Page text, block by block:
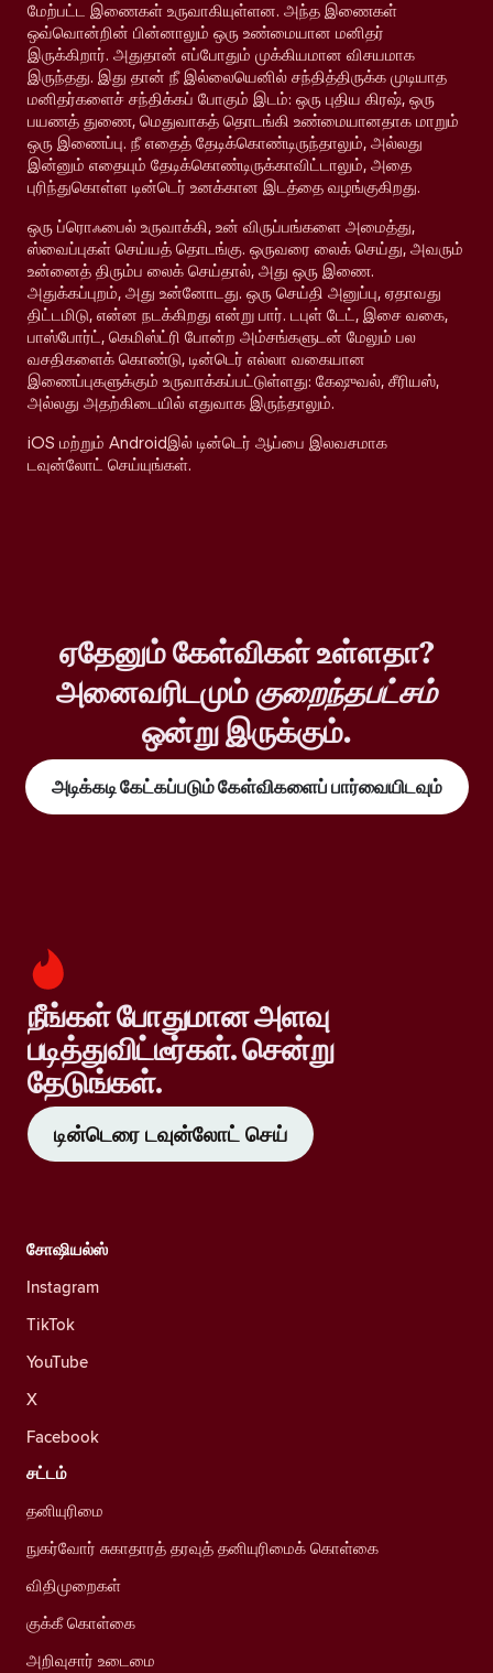
மேற்பட்ட இணைகள் உருவாகியுள்ளன. அந்த இணைகள்
ஒவ்வொன்றின் பின்னாலும் ஒரு உண்மையான மனிதர்
இருக்கிறார். அதுதான் எப்போதும் முக்கியமான விசயமாக
இருந்தது. இது தான் நீ இல்லையெனில் சந்தித்திருக்க முடியாத
மனிதர்களைச் சந்திக்கப் போகும் இடம்: ஒரு புதிய கிரஷ், ஒரு
பயணத் துணை, மெதுவாகத் தொடங்கி உண்மையானதாக மாறும்
ஒரு இணைப்பு. நீ எதைத் தேடிக்கொண்டிருந்தாலும், அல்லது
இன்னும் எதையும் தேடிக்கொண்டிருக்காவிட்டாலும், அதை
புரிந்துகொள்ள டின்டெர் உனக்கான இடத்தை வழங்குகிறது.
ஒரு ப்ரொஃபைல் உருவாக்கி, உன் விருப்பங்களை அமைத்து,
ஸ்வைப்புகள் செய்யத் தொடங்கு. ஒருவரை லைக் செய்து, அவரும்
உன்னைத் திரும்ப லைக் செய்தால், அது ஒரு இணை.
அதுக்கப்புறம், அது உன்னோடது. ஒரு செய்தி அனுப்பு, ஏதாவது
திட்டமிடு, என்ன நடக்கிறது என்று பார். டபுள் டேட், இசை வகை,
பாஸ்போர்ட், கெமிஸ்ட்ரி போன்ற அம்சங்களுடன் மேலும் பல
வசதிகளைக் கொண்டு, டின்டெர் எல்லா வகையான
இணைப்புகளுக்கும் உருவாக்கப்பட்டுள்ளது: கேஷுவல், சீரியஸ்,
அல்லது அதற்கிடையில் எதுவாக இருந்தாலும்.
iOS மற்றும் Androidஇல் டின்டெர் ஆப்பை இலவசமாக
டவுன்லோட் செய்யுங்கள்.
ஏதேனும் கேள்விகள் உள்ளதா?
அனைவரிடமும்குறைந்தபட்சம்
ஒன்று இருக்கும்.
அடிக்கடி கேட்கப்படும் கேள்விகளைப் பார்வையிடவும்
நீங்கள் போதுமான அளவு
படித்துவிட்டீர்கள். சென்று
தேடுங்கள்.
டின்டெரை டவுன்லோட் செய்
சோஷியல்ஸ்
Instagram
TikTok
YouTube
X
Facebook
சட்டம்
தனியுரிமை
நுகர்வோர் சுகாதாரத் தரவுத் தனியுரிமைக் கொள்கை
விதிமுறைகள்
குக்கீ கொள்கை
அறிவுசார் உடைமை